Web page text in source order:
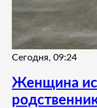
Сегодня, 09:24
Женщина